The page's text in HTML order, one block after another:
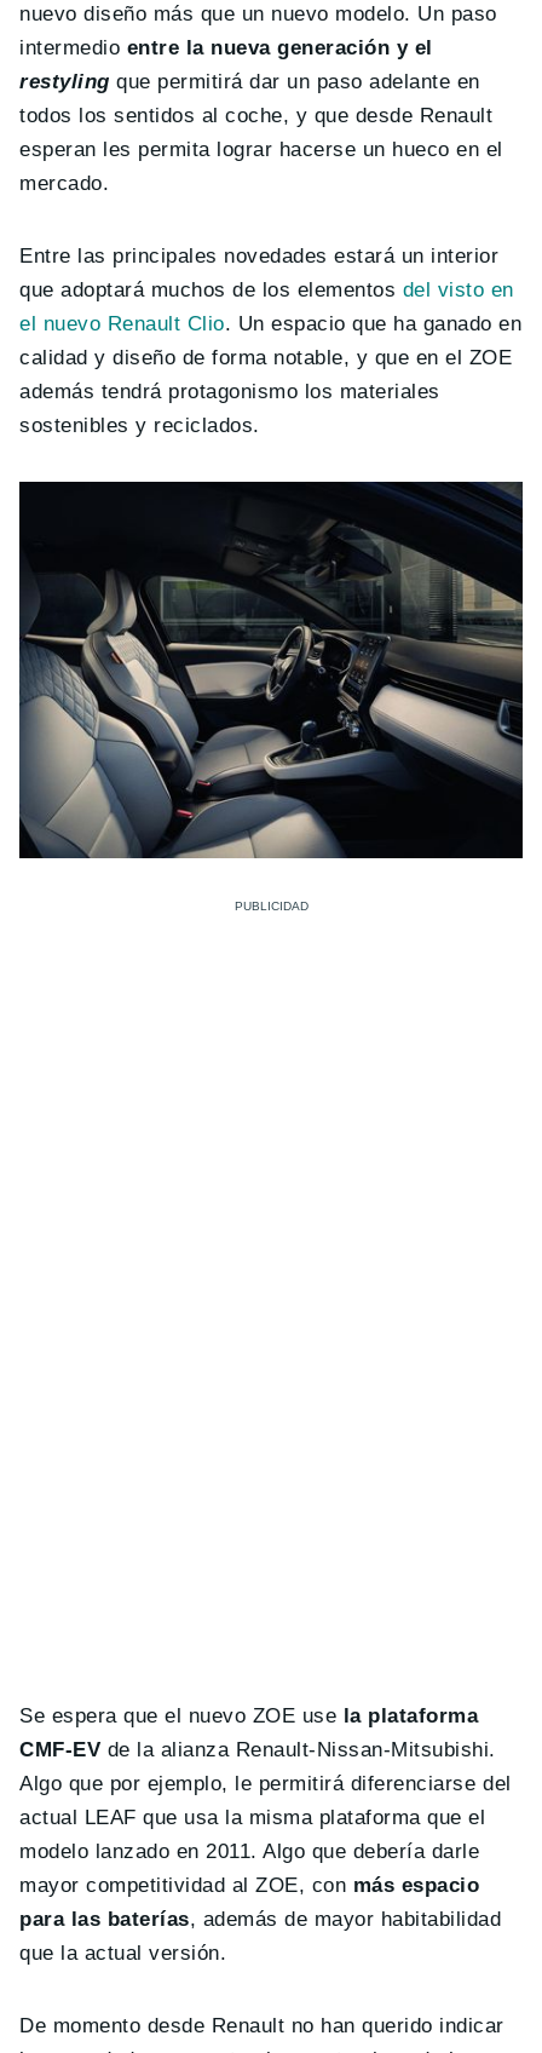
nuevo diseño más que un nuevo modelo. Un paso
intermedio entre la nueva generación y el
restyling que permitirá dar un paso adelante en
todos los sentidos al coche, y que desde Renault
esperan les permita lograr hacerse un hueco en el
mercado.
Entre las principales novedades estará un interior
que adoptará muchos de los elementos del visto en
el nuevo Renault Clio. Un espacio que ha ganado en
calidad y diseño de forma notable, y que en el ZOE
además tendrá protagonismo los materiales
sostenibles y reciclados.
Se espera que el nuevo ZOE use la plataforma
CMF-EV de la alianza Renault-Nissan-Mitsubishi.
Algo que por ejemplo, le permitirá diferenciarse del
actual LEAF que usa la misma plataforma que el
modelo lanzado en 2011. Algo que debería darle
mayor competitividad al ZOE, con más espacio
para las baterías, además de mayor habitabilidad
que la actual versión.
De momento desde Renault no han querido indicar